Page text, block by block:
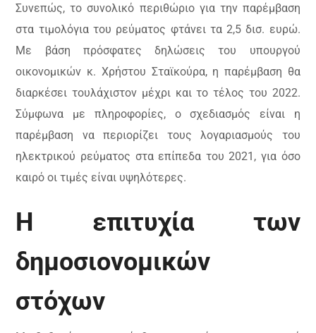
Συνεπώς, το συνολικό περιθώριο για την παρέμβαση
στα τιμολόγια του ρεύματος φτάνει τα 2,5 δισ. ευρώ.
Με βάση πρόσφατες δηλώσεις του υπουργού
οικονομικών κ. Χρήστου Σταϊκούρα, η παρέμβαση θα
διαρκέσει τουλάχιστον μέχρι και το τέλος του 2022.
Σύμφωνα με πληροφορίες, ο σχεδιασμός είναι η
παρέμβαση να περιορίζει τους λογαριασμούς του
ηλεκτρικού ρεύματος στα επίπεδα του 2021, για όσο
καιρό οι τιμές είναι υψηλότερες.
Η επιτυχία των
δημοσιονομικών
στόχων